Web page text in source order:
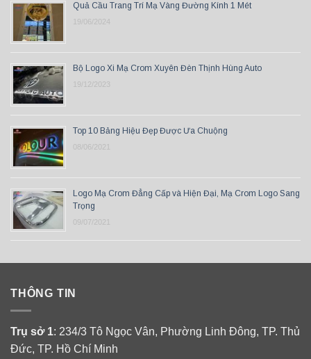
Quả Cầu Trang Trí Mạ Vàng Đường Kính 1 Mét
19/06/2024
Bộ Logo Xi Mạ Crom Xuyên Đèn Thịnh Hùng Auto
19/12/2023
Top 10 Bảng Hiệu Đẹp Được Ưa Chuộng
08/06/2021
Logo Mạ Crom Đẳng Cấp và Hiện Đại, Mạ Crom Logo Sang
Trọng
09/07/2021
THÔNG TIN
Trụ sở 1: 234/3 Tô Ngọc Vân, Phường Linh Đông, TP. Thủ
Đức, TP. Hồ Chí Minh